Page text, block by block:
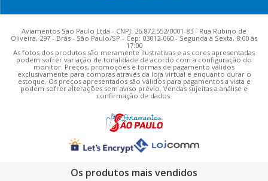
Aviamentos São Paulo Ltda - CNPJ: 26.872.552/0001-83 - Rua Rubino de
Oliveira, 297 - Brás - São Paulo/SP - Cep: 03012-060 - Segunda à Sexta, 8:00 às
17:00
As fotos dos produtos são meramente ilustrativas e as cores apresentadas
podem sofrer variação de tonalidade de acordo com a configuração do
monitor. Preços, promoções e formas de pagamento válidos
exclusivamente para compras através da loja virtual e enquanto durar o
estoque. Os preços apresentados são válidos para pagamentos a vista e
podem sofrer alterações sem aviso prévio. Vendas sujeitas a análise e
confirmação de dados.